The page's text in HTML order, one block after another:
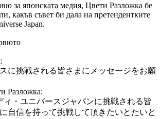
за японската медия, Цвети Разложка бе
какъв съвет би дала на претендентките
Japan.
に挑戦される皆さまにメッセージをお願
Разложка:
ィ・ユニバースジャパンに挑戦される皆
自信を持って挑戦して頂きたいとたいと